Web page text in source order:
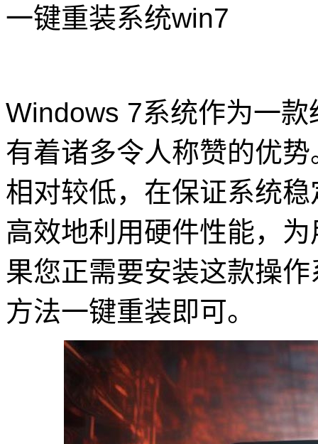
一键重装系统win7
Windows 7系统作为一
有着诸多令人称赞的优
相对较低，在保证系统
高效地利用硬件性能，
果您正需要安装这款操
方法一键重装即可。